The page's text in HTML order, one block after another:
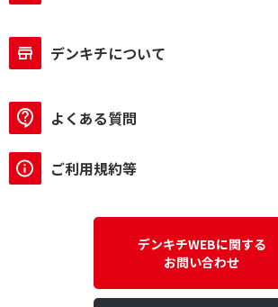
デンキチについて
よくある質問
ご利用規約等
デンキチWEBに関する
お問い合わせ